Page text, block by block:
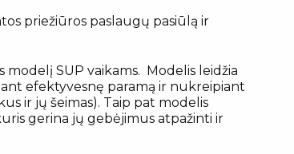
priežiūros paslaugų pasiūlą ir
SUP vaikams. Modelis leidžia
efektyvesnę paramą ir nukreipiant
ir jų šeimas). Taip pat modelis
gerina jų gebėjimus atpažinti ir